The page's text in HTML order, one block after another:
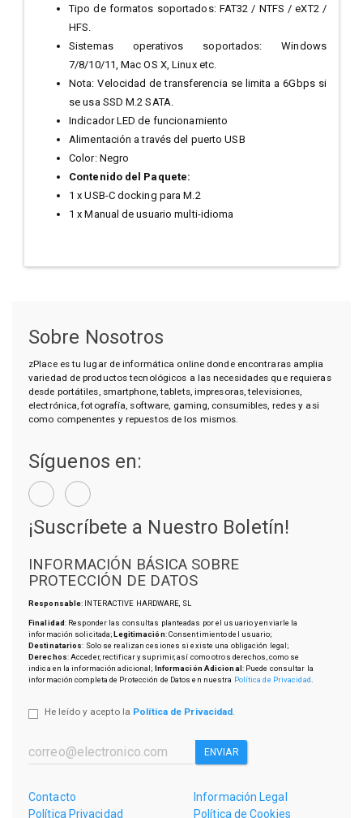
Tipo de formatos soportados: FAT32 / NTFS / eXT2 /
HFS.
Sistemas operativos soportados: Windows
7/8/10/11, Mac OS X, Linux etc.
Nota: Velocidad de transferencia se limita a 6Gbps si
se usa SSD M.2 SATA.
Indicador LED de funcionamiento
Alimentación a través del puerto USB
Color: Negro
Contenido del Paquete:
1 x USB-C docking para M.2
1 x Manual de usuario multi-idioma
Sobre Nosotros
zPlace es tu lugar de informática online donde encontraras amplia
variedad de productos tecnológicos a las necesidades que requieras
desde portátiles, smartphone, tablets, impresoras, televisiones,
electrónica, fotografía, software, gaming, consumibles, redes y asi
como compenentes y repuestos de los mismos.
Síguenos en:
¡Suscríbete a Nuestro Boletín!
INFORMACIÓN BÁSICA SOBRE
PROTECCIÓN DE DATOS
Responsable: INTERACTIVE HARDWARE, SL
Finalidad: Responder las consultas planteadas por el usuario y enviarle la
información solicitada;Legitimación: Consentimiento del usuario;
Destinatarios: Solo se realizan cesiones si existe una obligación legal;
Derechos: Acceder, rectificar y suprimir, así como otros derechos, como se
indica en la información adicional; Información Adicional: Puede consultar la
información completa de Protección de Datos en nuestra Política de Privacidad
He leído y acepto la Política de Privacidad.
ENVIAR
Contacto
Información Legal
Política Privacidad
Política de Cookies